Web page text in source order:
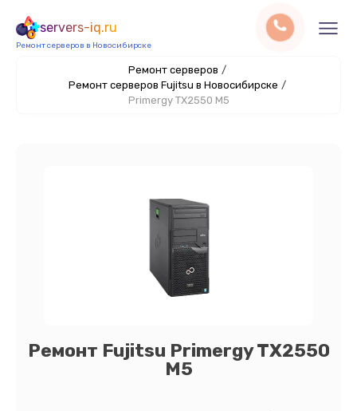
servers-iq.ru
Ремонт серверов в Новосибирске
Ремонт серверов /
Ремонт серверов Fujitsu в Новосибирске /
Primergy TX2550 M5
Ремонт Fujitsu Primergy TX2550
M5